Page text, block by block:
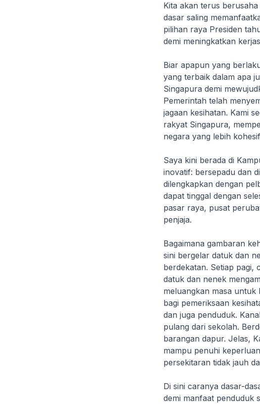
Kita akan terus
dasar saling
pilihan raya Presiden
demi meningkatkan
Biar apapun yang
yang terbaik dalam apa
Singapura demi
Pemerintah telah
jagaan kesihatan. Kami
rakyat Singapura,
negara yang lebih
Saya kini berada di
inovatif: bersepadu dan
dilengkapkan dengan
dapat tinggal dengan
pasar raya, pusat
penjaja.
Bagaimana gambaran
sini bergelar datuk dan
berdekatan. Setiap pagi,
datuk dan nenek
meluangkan masa
bagi pemeriksaan
dan juga penduduk.
pulang dari sekolah.
barangan dapur. Jelas,
mampu penuhi
persekitaran tidak jauh
Di sini caranya dasar-
demi manfaat penduduk